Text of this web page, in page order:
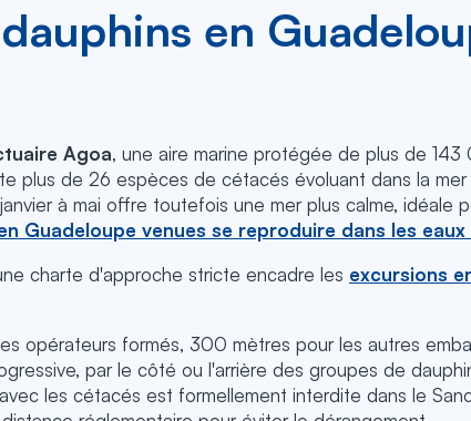
en
Agoa, une aire marine protégée de plus de
plus de 26 espèces de cétacés évoluant dans la
à mai offre toutefois une mer plus calme, idéale
Guadeloupe venues se reproduire dans les
charte d'approche stricte encadre les excursions
opérateurs formés, 300 mètres pour les autres
par le côté ou l'arrière des groupes de
les cétacés est formellement interdite dans le